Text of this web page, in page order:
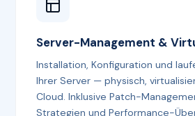
Server-Management &
Installation, Konfiguration und
Ihrer Server — physisch,
Cloud. Inklusive Patch-
Strategien und Performance-